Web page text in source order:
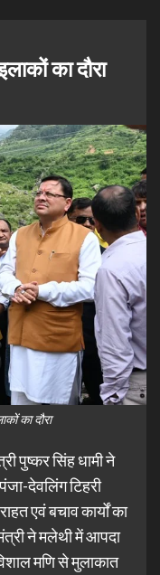
का दौरा
का दौरा
पुष्कर सिंह धामी ने
देवलिंग टिहरी
एवं बचाव कार्यों का
ने मलेथी में आपदा
विशाल मणि से मुलाकात